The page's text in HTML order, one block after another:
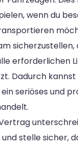
wenn du
sicherzustellen,
erforderlichen
Dadurch kannst
seriöses und
stelle sicher,